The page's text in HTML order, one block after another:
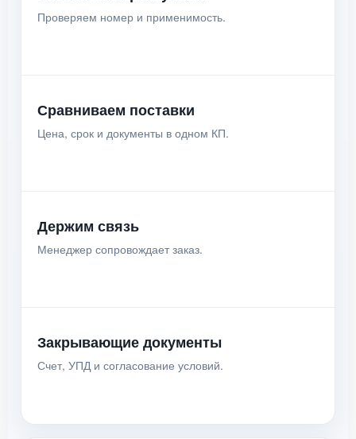
Проверяем номер и применимость.
Сравниваем поставки
Цена, срок и документы в одном КП.
Держим связь
Менеджер сопровождает заказ.
Закрывающие документы
Счет, УПД и согласование условий.